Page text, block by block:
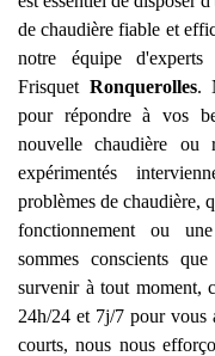
de chaudière fiable et
notre équipe d'experts
Frisquet Ronquerolles.
pour répondre à vos
nouvelle chaudière ou
expérimentés
problèmes de chaudière,
fonctionnement ou
sommes conscients
survenir à tout moment,
24h/24 et 7j/7 pour vous
courts, nous nous